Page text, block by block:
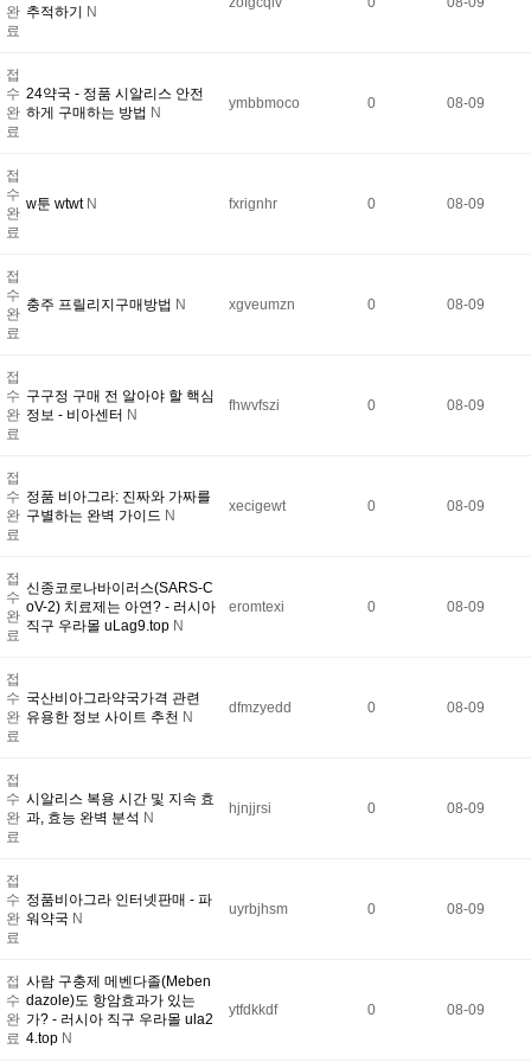
완
료
추적하기 N
접
수
완
료
24약국 - 정품 시알리스 안전
하게 구매하는 방법 N
ymbbmoco 0 08-09
접
수
완
료
w툰 wtwt N fxrignhr 0 08-09
접
수
완
료
충주 프릴리지구매방법 N xgveumzn 0 08-09
접
수
완
료
구구정 구매 전 알아야 할 핵심
정보 - 비아센터 N
fhwvfszi 0 08-09
접
수
완
료
정품 비아그라: 진짜와 가짜를
구별하는 완벽 가이드 N
xecigewt 0 08-09
접
수
완
료
신종코로나바이러스(SARS-C
oV-2) 치료제는 아연? - 러시아
직구 우라몰 uLag9.top N
eromtexi 0 08-09
접
수
완
료
국산비아그라약국가격 관련
유용한 정보 사이트 추천 N
dfmzyedd 0 08-09
접
수
완
료
시알리스 복용 시간 및 지속 효
과, 효능 완벽 분석 N
hjnjjrsi 0 08-09
접
수
완
료
정품비아그라 인터넷판매 - 파
워약국 N
uyrbjhsm 0 08-09
접
수
완
료
사람 구충제 메벤다졸(Meben
dazole)도 항암효과가 있는
가? - 러시아 직구 우라몰 ula2
4.top N
ytfdkkdf 0 08-09